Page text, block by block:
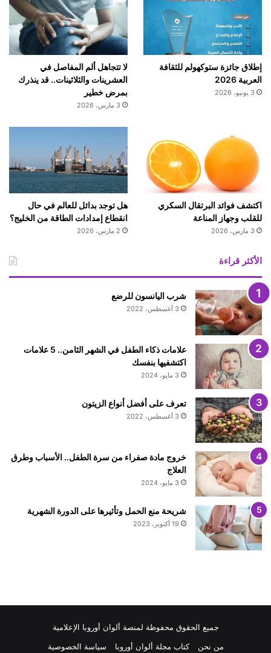
إطلاق جائزة ستوكهولم للثقافة
العربية 2026
3 يونيو، 2026
لا تتجاهل ألم المفاصل في
العشرينات والثلاثينات.. قد ينذرك
بمرض خطير
3 مارس، 2026
اكتشف فوائد البرتقال السكري
للقلب وجهاز المناعة
3 مارس، 2026
هل توجد بدائل للعالم في حال
انقطاع إمدادات الطاقة من الخليج؟
2 مارس، 2026
الأكثر قراءة
شرب اليانسون للرضع
3 أغسطس، 2022
علامات ذكاء الطفل في الشهر الثامن.. 5 علامات
اكتشفيها بنفسك
3 مايو، 2024
تعرف على أفضل أنواع الزيتون
3 أغسطس، 2022
خروج مادة صفراء من سرة الطفل.. الأسباب وطرق
العلاج
3 مايو، 2024
شريحة منع الحمل وتأثيرها على الدورة الشهرية
19 أكتوبر، 2023
جميع الحقوق محفوظة لمنصة ألوان أوروبا الإعلامية
من نحن
كتاب مجلة ألوان أوروبا سياسة الخصوصية